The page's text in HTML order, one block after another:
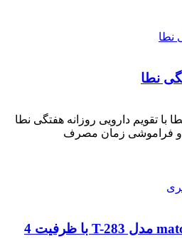
نطا
با تقویم دارویی روزانه هفتگی نطا
و فراموشی زمان مصرف
دستگاه بخور سرد مچ match مدل T-283 با ظرفیت 4